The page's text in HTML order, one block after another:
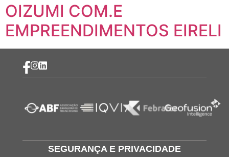
OIZUMI COM.E
EMPREENDIMENTOS EIRELI
SEGURANÇA E PRIVACIDADE